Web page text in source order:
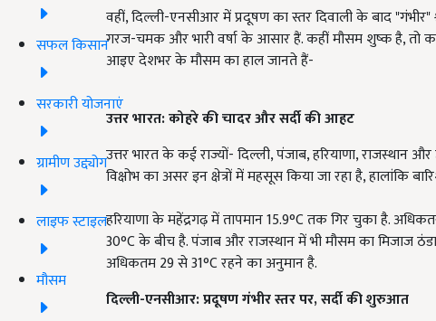
सफल किसान
सरकारी योजनाएं
ग्रामीण उद्द्योग
लाइफ स्टाइल
मौसम
वहीं, दिल्ली-एनसीआर में प्रदूषण का स्तर दिवाली के बाद
गरज-चमक और भारी वर्षा के आसार हैं. कहीं मौसम शुष्क है, तो
आइए देशभर के मौसम का हाल जानते हैं-
उत्तर भारत: कोहरे की चादर और सर्दी की आहट
उत्तर भारत के कई राज्यों- दिल्ली, पंजाब, हरियाणा, राजस्थान
विक्षोभ का असर इन क्षेत्रों में महसूस किया जा रहा है, हालांकि
हरियाणा के महेंद्रगढ़ में तापमान 15.9°C तक गिर चुका है.
30°C के बीच है. पंजाब और राजस्थान में भी मौसम का मिजाज
अधिकतम 29 से 31°C रहने का अनुमान है.
दिल्ली-एनसीआर: प्रदूषण गंभीर स्तर पर,सर्दी की शुरुआत